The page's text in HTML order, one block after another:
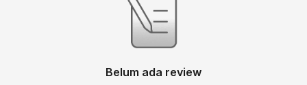
Belum ada review